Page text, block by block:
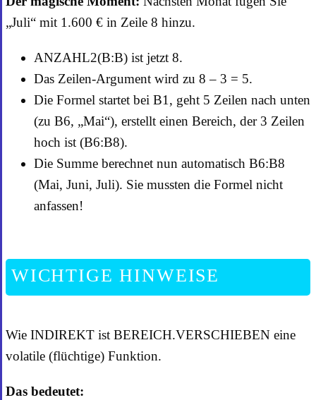
„Juli“ mit 1.600 € in Zeile 8 hinzu.
ANZAHL2(B:B) ist jetzt 8.
Das Zeilen-Argument wird zu 8 – 3 = 5.
Die Formel startet bei B1, geht 5 Zeilen nach unten
(zu B6, „Mai“), erstellt einen Bereich, der 3 Zeilen
hoch ist (B6:B8).
Die Summe berechnet nun automatisch B6:B8
(Mai, Juni, Juli). Sie mussten die Formel nicht
anfassen!
WICHTIGE HINWEISE
Wie INDIREKT ist BEREICH.VERSCHIEBEN eine
volatile (flüchtige) Funktion.
Das bedeutet: